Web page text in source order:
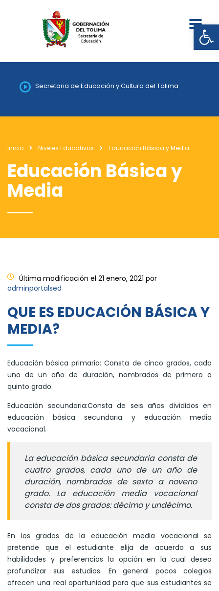
Secretaria de Educación y Cultura del Tolima
Inicio Niveles Educativos Educación Básica y Media
Educación Básica y
Media
Última modificación el 21 enero, 2021 por
adminportalsed
QUE ES EDUCACIÓN BÁSICA Y
MEDIA?
Educación básica primaria: Consta de cinco grados, cada
uno de un año de duración, nombrados de primero a
quinto grado.
Educación secundaria:Consta de seis años divididos en
educación básica secundaria y educación media
vocacional.
La educación básica secundaria consta de
cuatro grados, cada uno de un año de
duración, nombrados de sexto a noveno
grado. La educación media vocacional
consta de dos grados: décimo y undécimo.
En los grados de la educación media vocacional se
pretende que el estudiante elija de acuerdo a sus
habilidades y preferencias la opción en la cual desea
profundizar sus estudios. En general pocos colegios
ofrecen una real oportunidad para que sus estudiantes se